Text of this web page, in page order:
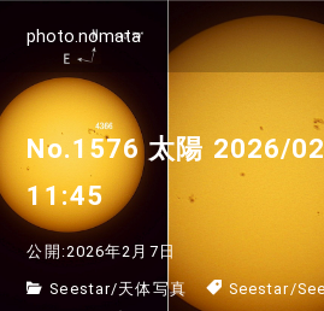
photo.nomata
No.1576 太陽 2026/
11:45
公開:2026年2月7日
Seestar/天体写真 Seestar/